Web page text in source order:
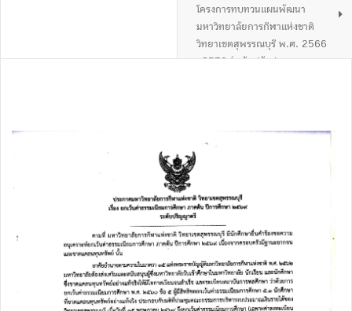
โครงการทบทวนแผนพัฒนา
มหาวิทยาลัยการกีฬาแห่งชาติ
วิทยาเขตสุพรรณบุรี พ.ศ. 2566
-2570 (ฉบับปรับปรุง
27 เมษายน 2569 ณ โรงแรม
แซนด์ โมราด้า พัทยา อำเภอ
สัตหีบ จังหวัดชลบุรี.